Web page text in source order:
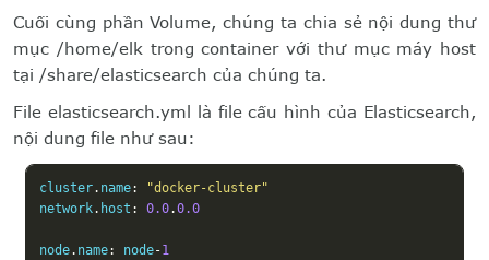
Cuối cùng phần Volume, chúng ta chia sẻ nội dung thư
mục /home/elk trong container với thư mục máy host
tại /share/elasticsearch của chúng ta.
File elasticsearch.yml là file cấu hình của Elasticsearch,
nội dung file như sau:
cluster. name:
"docker-cluster"
network. host : 0.0.0.0
node. name: node-1